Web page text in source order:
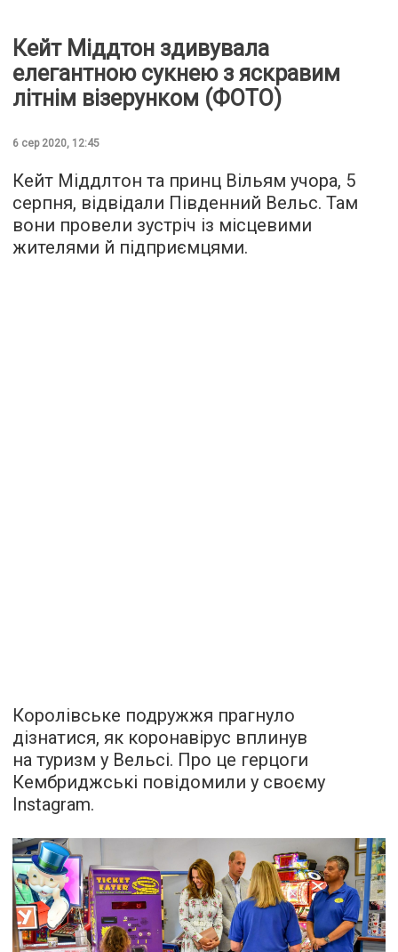
Кейт Міддтон здивувала
елегантною сукнею з яскравим
літнім візерунком (ФОТО)
6 сер 2020, 12:45
Кейт Міддлтон та принц Вільям учора, 5
серпня, відвідали Південний Вельс. Там
вони провели зустріч із місцевими
жителями й підприємцями.
Королівське подружжя прагнуло
дізнатися, як коронавірус вплинув
на туризм у Вельсі. Про це герцоги
Кембриджські повідомили у своєму
Instagram.